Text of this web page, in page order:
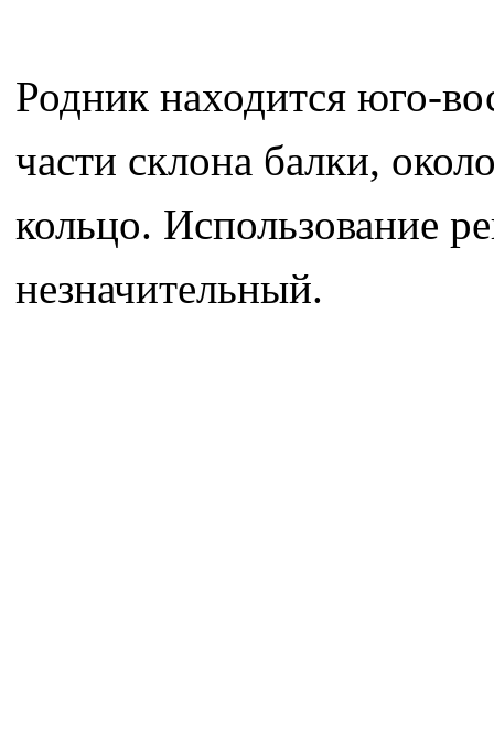
Родник находится юго-
части склона балки,
кольцо. Использование
незначительный.